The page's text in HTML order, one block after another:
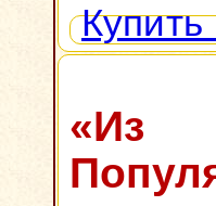
Купить
«Из